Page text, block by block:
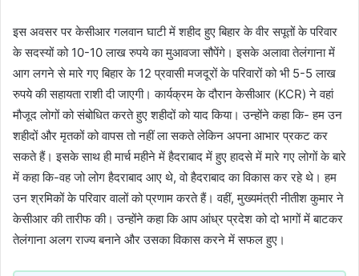
इस अवसर पर केसीआर गलवान घाटी में शहीद हुए बिहार के वीर सपूतों के परिवार
के सदस्यों को 10-10 लाख रुपये का मुआवजा सौपेंगे। इसके अलावा तेलंगाना में
आग लगने से मारे गए बिहार के 12 प्रवासी मजदूरों के परिवारों को भी 5-5 लाख
रुपये की सहायता राशी दी जाएगी। कार्यक्रम के दौरान केसीआर (KCR) ने वहां
मौजूद लोगों को संबोधित करते हुए शहीदों को याद किया। उन्होंने कहा कि- हम उन
शहीदों और मृतकों को वापस तो नहीं ला सकते लेकिन अपना आभार प्रकट कर
सकते हैं। इसके साथ ही मार्च महीने में हैदराबाद में हुए हादसे में मारे गए लोगों के बारे
में कहा कि-वह जो लोग हैदराबाद आए थे, वो हैदराबाद का विकास कर रहे थे। हम
उन श्रमिकों के परिवार वालों को प्रणाम करते हैं। वहीं, मुख्यमंत्री नीतीश कुमार ने
केसीआर की तारीफ की। उन्होंने कहा कि आप आंध्र प्रदेश को दो भागों में बाटकर
तेलंगाना अलग राज्य बनाने और उसका विकास करने में सफल हुए।